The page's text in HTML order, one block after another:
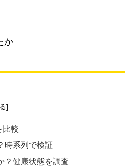
か
比較
時系列で検証
？健康状態を調査